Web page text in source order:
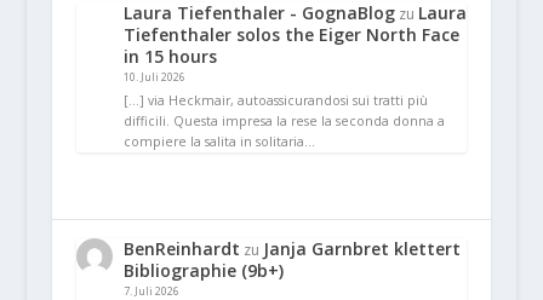
Laura Tiefenthaler - GognaBlogzu Laura
Tiefenthaler solos the Eiger North Face
in 15 hours
10. Juli 2026
[…] via Heckmair, autoassicurandosi sui tratti più
difficili. Questa impresa la rese la seconda donna a
compiere la salita in solitaria…
BenReinhardt zu Janja Garnbret klettert
Bibliographie (9b+)
7. Juli 2026